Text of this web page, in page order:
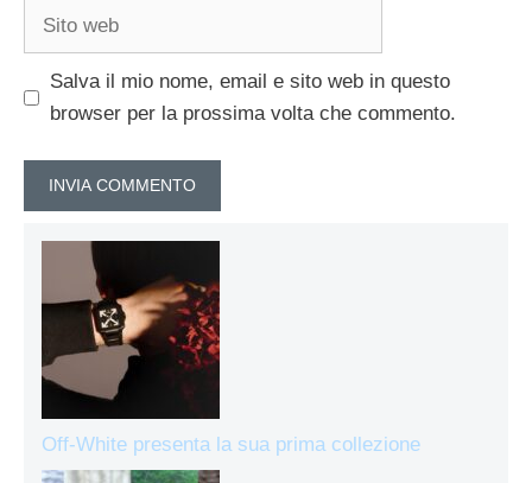
Sito
Salva il mio nome, email e sito web in questo
browser per la prossima volta che commento.
Off-White presenta la sua prima collezione